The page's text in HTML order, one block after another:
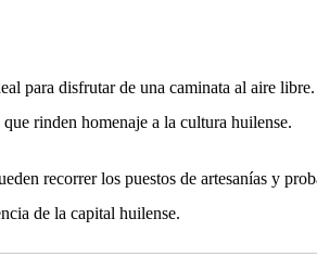
para disfrutar de una caminata al aire
rinden homenaje a la cultura huilense.
recorrer los puestos de artesanías y
de la capital huilense.